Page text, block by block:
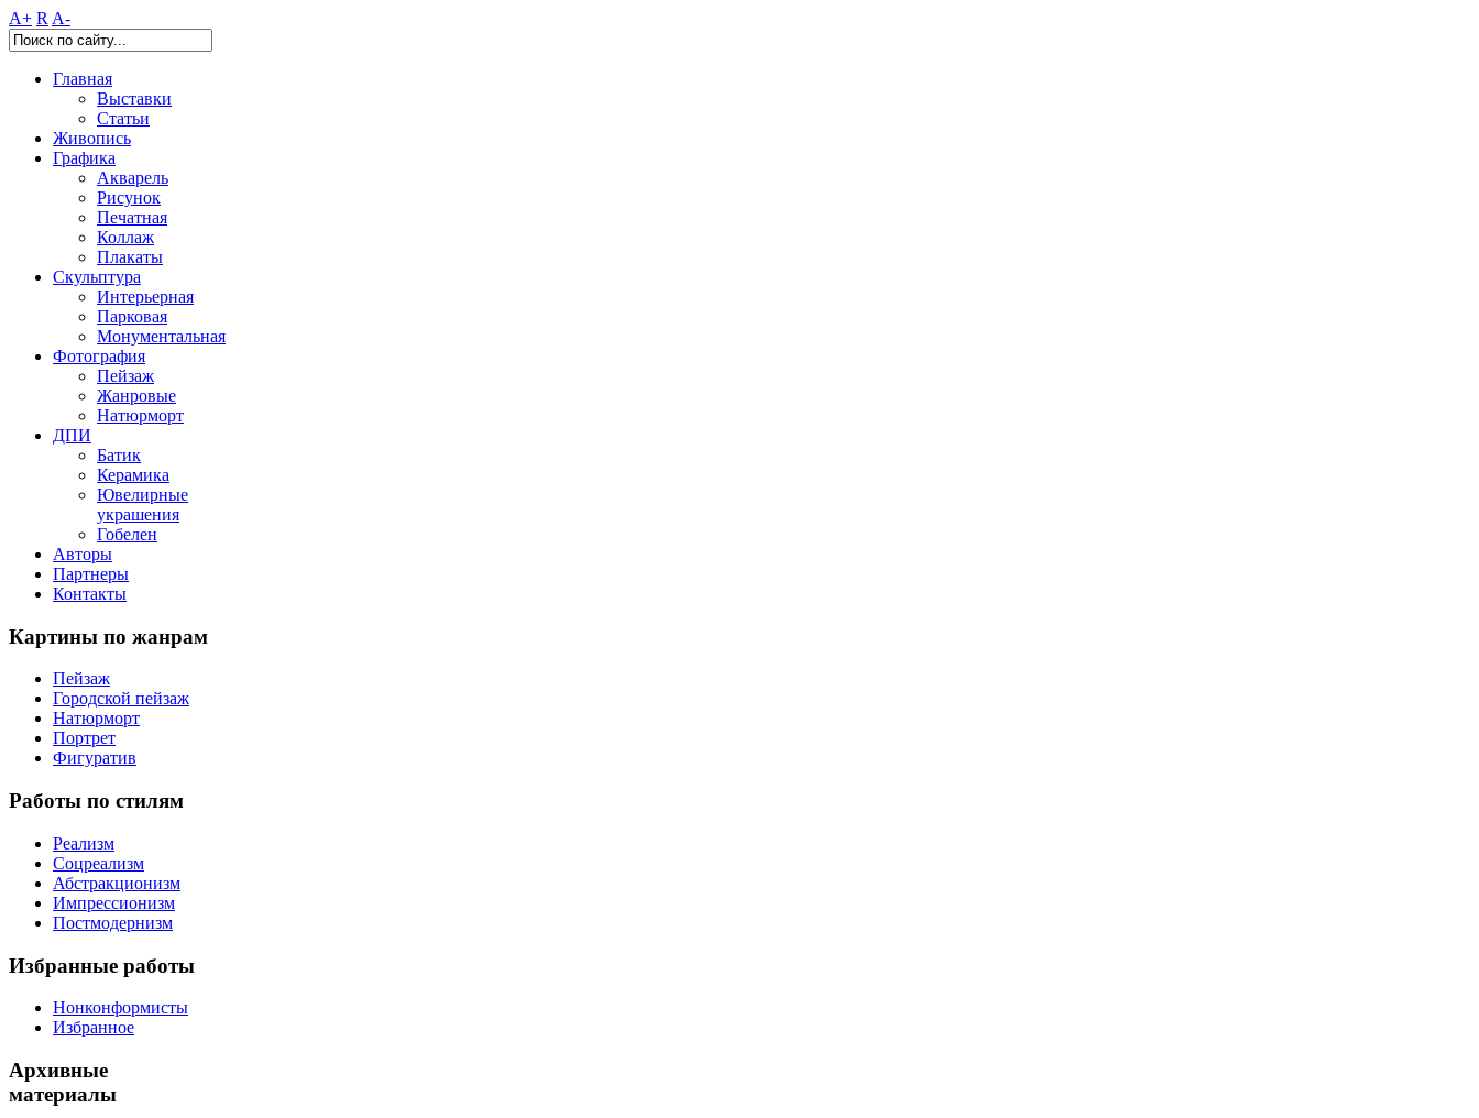
A+ R A-
Главная
Выставки
Статьи
Живопись
Графика
Акварель
Рисунок
Печатная
Коллаж
Плакаты
Скульптура
Интерьерная
Парковая
Монументальная
Фотография
Пейзаж
Жанровые
Натюрморт
ДПИ
Батик
Керамика
Ювелирные
украшения
Гобелен
Авторы
Партнеры
Контакты
Картины по жанрам
Пейзаж
Городской пейзаж
Натюрморт
Портрет
Фигуратив
Работы по стилям
Реализм
Соцреализм
Абстракционизм
Импрессионизм
Постмодернизм
Избранные работы
Нонконформисты
Избранное
Архивные
материалы